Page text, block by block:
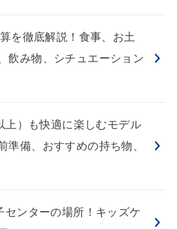
を徹底解説！食事、お土
飲み物、シチュエーション
上）も快適に楽しむモデル
準備、おすすめの持ち物、
センターの場所！キッズケ